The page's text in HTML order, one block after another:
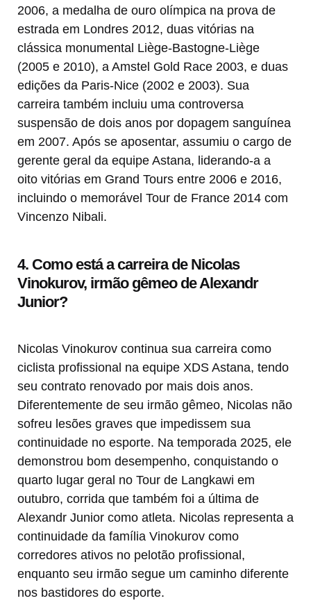
2006, a medalha de ouro olímpica na prova de
estrada em Londres 2012, duas vitórias na
clássica monumental Liège-Bastogne-Liège
(2005 e 2010), a Amstel Gold Race 2003, e duas
edições da Paris-Nice (2002 e 2003). Sua
carreira também incluiu uma controversa
suspensão de dois anos por dopagem sanguínea
em 2007. Após se aposentar, assumiu o cargo de
gerente geral da equipe Astana, liderando-a a
oito vitórias em Grand Tours entre 2006 e 2016,
incluindo o memorável Tour de France 2014 com
Vincenzo Nibali.
4. Como está a carreira de Nicolas
Vinokurov, irmão gêmeo de Alexandr
Junior?
Nicolas Vinokurov continua sua carreira como
ciclista profissional na equipe XDS Astana, tendo
seu contrato renovado por mais dois anos.
Diferentemente de seu irmão gêmeo, Nicolas não
sofreu lesões graves que impedissem sua
continuidade no esporte. Na temporada 2025, ele
demonstrou bom desempenho, conquistando o
quarto lugar geral no Tour de Langkawi em
outubro, corrida que também foi a última de
Alexandr Junior como atleta. Nicolas representa a
continuidade da família Vinokurov como
corredores ativos no pelotão profissional,
enquanto seu irmão segue um caminho diferente
nos bastidores do esporte.